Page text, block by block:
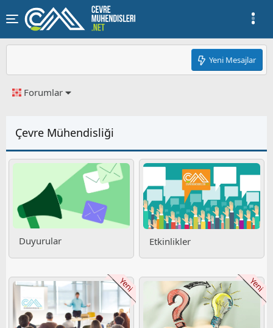
Yeni Mesajlar
Forumlar
Çevre Mühendisliği
Duyurular Etkinlikler
Yeni Yeni